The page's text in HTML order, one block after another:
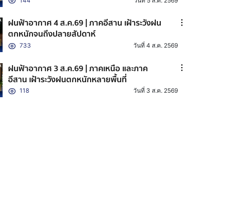
ฝนฟ้าอากาศ 4 ส.ค.69 | ภาคอีสาน เฝ้าระวังฝน
ตกหนักจนถึงปลายสัปดาห์
733 วันที่ 4 ส.ค. 2569
ฝนฟ้าอากาศ 3 ส.ค.69 | ภาคเหนือ และภาค
อีสาน เฝ้าระวังฝนตกหนักหลายพื้นที่
118 วันที่ 3 ส.ค. 2569